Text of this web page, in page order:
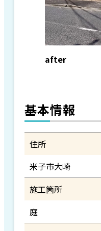
after
基本情報
住所
米子市大崎
施工箇所
庭